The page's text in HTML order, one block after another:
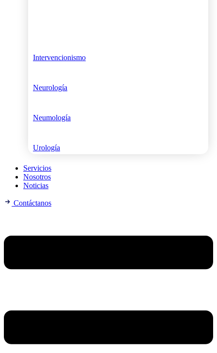
Intervencionismo
Neurología
Neumología
Urología
Servicios
Nosotros
Noticias
Contáctanos